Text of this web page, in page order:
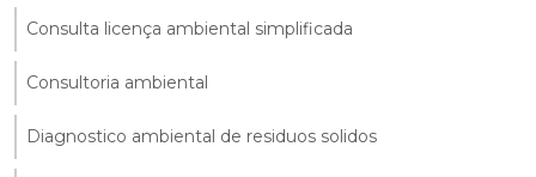
Consulta licença ambiental simplificada
Consultoria ambiental
Diagnostico ambiental de residuos solidos